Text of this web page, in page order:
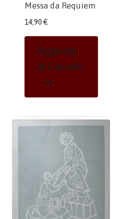
Messa da Requiem
14,90 €
Aggiungi
Al Carrello